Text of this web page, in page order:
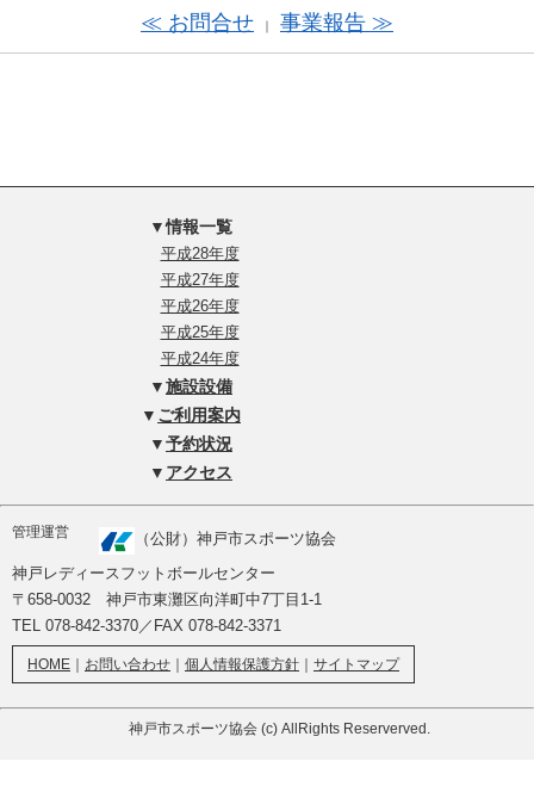
≪ お問合せ ｜ 事業報告 ≫
▼情報一覧
平成28年度
平成27年度
平成26年度
平成25年度
平成24年度
▼施設設備
▼ ご利用案内
▼予約状況
▼ アクセス
管理運営 （公財）神戸市スポーツ協会
神戸レディースフットボールセンター
〒658-0032 神戸市東灘区向洋町中7丁目1-1
TEL 078-842-3370／FAX 078-842-3371
HOME お問い合わせ 個人情報保護方針 サイトマップ
神戸市スポーツ協会 (c) AllRights Reserverved.